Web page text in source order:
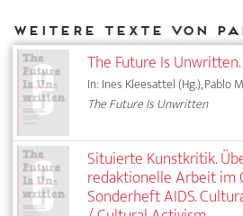
The Future Is
In: Ines Kleesattel (Hg.), Pablo
The Future Is Unwritten
Situierte Kunstkritik.
redaktionelle Arbeit im
Sonderheft AIDS.